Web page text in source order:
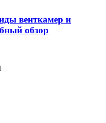
венткамер и
обзор